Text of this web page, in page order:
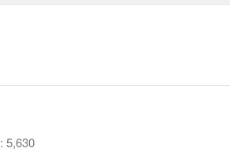
5,630